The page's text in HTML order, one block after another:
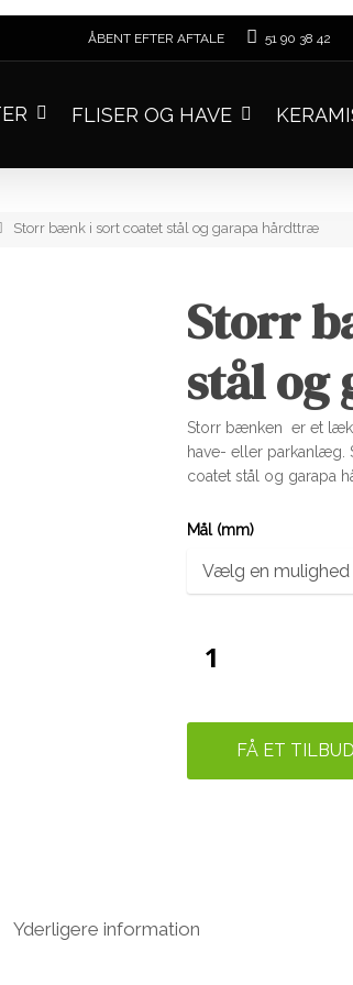
ÅBENT EFTER AFTALE 51 90 38 42
FLISER OG HAVE
Storr bænk i sort coatet stål og garapa hårdttræ
Storr
stål
Storr bænken er et
have- eller parkanlæg.
coatet stål og garapa
Mål (mm)
FÅ ET
Yderligere information